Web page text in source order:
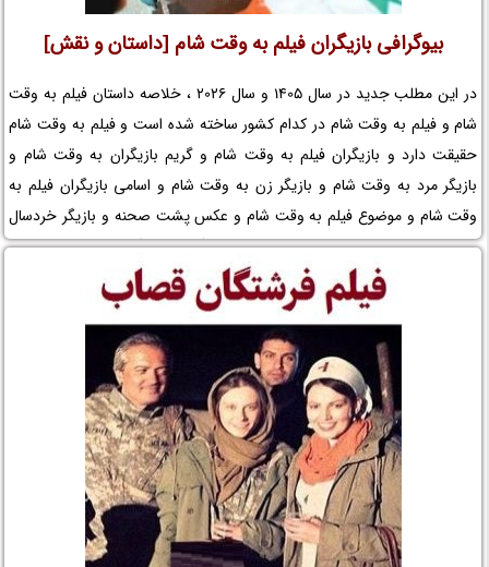
بیوگرافی بازیگران فیلم به وقت شام [داستان و نقش]
در این مطلب جدید در سال 1405 و سال 2026 ، خلاصه داستان فیلم به وقت
شام و فیلم به وقت شام در کدام کشور ساخته شده است و فیلم به وقت شام
حقیقت دارد و بازیگران فیلم به وقت شام و گریم بازیگران به وقت شام و
بازیگر مرد به وقت شام و بازیگر زن به وقت شام و اسامی بازیگران فیلم به
وقت شام و موضوع فیلم به وقت شام و عکس پشت صحنه و بازیگر خردسال
و کودک و لوکیشن فیلم به وقت شام و بیوگرافی بازیگران فیلم سینمایی به
وقت شام و سریال به وقت شام و مجموعه تلویزیونی به وقت شام و حواشی
فیلم به وقت شام و افتخارات به وقت شام و جوایز به وقت شام و عوامل
ساخت فیلم به وقت شام را در نم نمک ببینید.